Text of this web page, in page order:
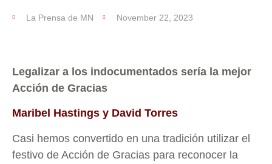
La Prensa de MN November 22, 2023
Legalizar a los indocumentados sería la mejor
Acción de Gracias
Maribel Hastings y David Torres
Casi hemos convertido en una tradición utilizar el
festivo de Acción de Gracias para reconocer la